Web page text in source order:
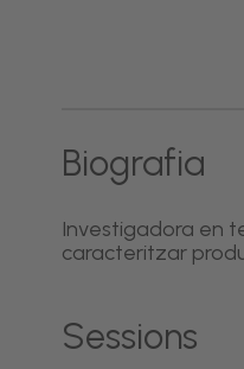
Biografia
Investigadora en
caracteritzar
Sessions